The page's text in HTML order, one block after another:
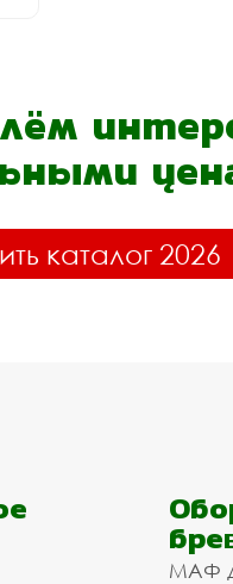
каталог 2026
МАФ